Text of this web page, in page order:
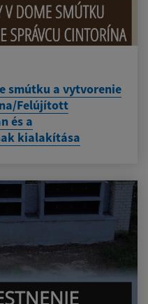
smútku a vytvorenie
Felújított
és a
kialakítása